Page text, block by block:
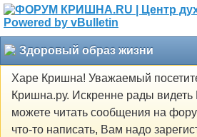
Здоровый образ жизни
Харе Кришна! Уважаемый
Кришна.ру. Искренне рады видеть
можете читать сообщения на
что-то написать, Вам надо